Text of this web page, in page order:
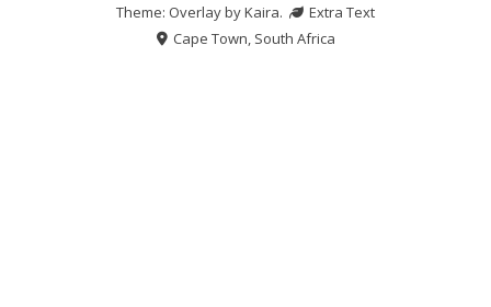
Theme: Overlay byKaira.
Extra Text
Cape Town, South Africa